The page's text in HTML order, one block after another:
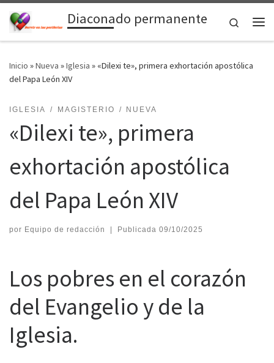
Saltar al contenidoDiaconado permanente
Search
Inicio »Nueva »Iglesia » «Dilexi te», primera exhortación apostólica
del Papa León XIV
IGLESIA MAGISTERIO NUEVA
«Dilexi te», primera
exhortación apostólica
del Papa León XIV
por Equipo de redacción | Publicada 09/10/2025
Los pobres en el corazón
del Evangelio y de la
Iglesia.